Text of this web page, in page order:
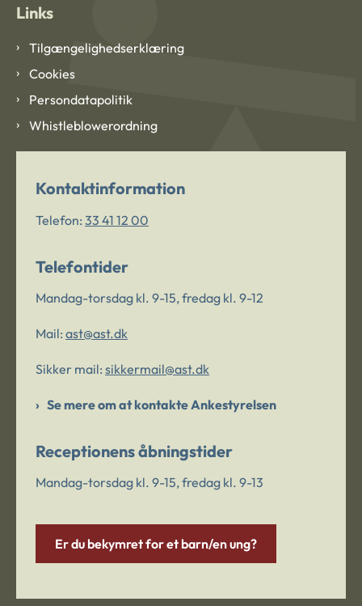
Links
Tilgængelighedserklæring
Cookies
Persondatapolitik
Whistleblowerordning
Kontaktinformation
Telefon: 33 41 12 00
Telefontider
Mandag-torsdag kl. 9-15, fredag kl. 9-12
Mail: ast@ast.dk
Sikker mail: sikkermail@ast.dk
Se mere om at kontakte Ankestyrelsen
Receptionens åbningstider
Mandag-torsdag kl. 9-15, fredag kl. 9-13
Er du bekymret for et barn/en ung?